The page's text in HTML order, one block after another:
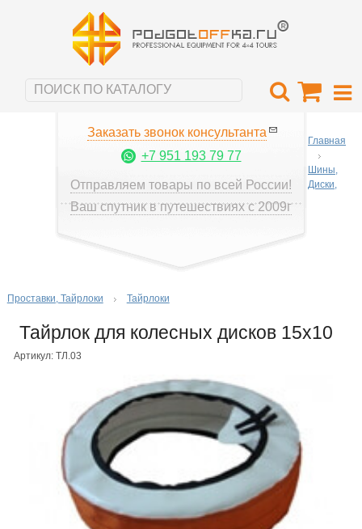
Заказать звонок консультанта
+7 951 193 79 77
Отправляем товары по всей России!
Ваш спутник в путешествиях с 2009г
Главная
Шины,
Диски,
Проставки, Тайрлоки Тайрлоки
Тайрлок для колесных дисков 15х10
Артикул: ТЛ.03